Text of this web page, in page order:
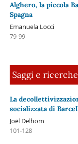
Alghero, la piccola
Spagna
Emanuela Locci
79-99
Saggi e ricerche
La
socializzata di
Joël Delhom
101-128